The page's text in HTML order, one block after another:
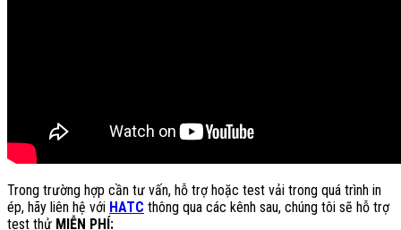
Trong trường hợp cần tư vấn, hỗ trợ hoặc test vải trong quá trình in
ép, hãy liên hệ với HATC thông qua các kênh sau, chúng tôi sẽ hỗ trợ
test thử MIỄN PHÍ: